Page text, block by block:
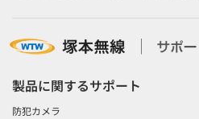
製品に関するサポート
防犯カメラ